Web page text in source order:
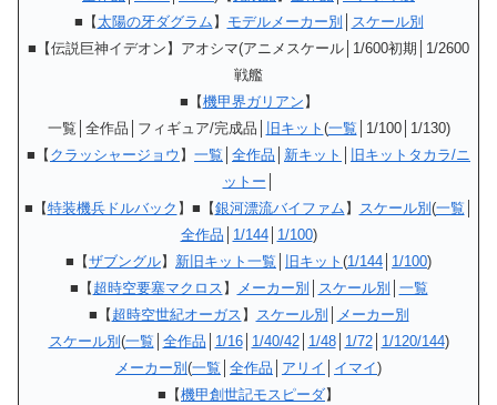
■【太陽の牙ダグラム 】 モデルメーカー別
スケール別
■【伝説巨神イデオン】アオシマ(アニメスケール│1/600初期│1/2600
戦艦
■【機甲界ガリアン 】
一覧│全作品│フィギュア/完成品│
旧キット (一覧 │1/100│1/130)
■【 クラッシャージョウ 】 一覧 全作品 新キット
旧キットタカラ/ニ
ットー
■【特装機兵ドルバック 】■【銀河漂流バイファム 】 スケール別 (一覧
全作品
1/144│ 1/100)
■【ザブングル】 新旧キット一覧 旧キット (1/144 1/100)
■【 超時空要塞マクロス 】 メーカー別 スケール別
一覧
■【 超時空世紀オーガス 】 スケール別
メーカー別
スケール別 (一覧 全作品 1/16│ 1/40/42│ 1/48│ 1/72│ 1/120/144)
メーカー別 (一覧 全作品 アリイ イマイ)
■【機甲創世記モスピーダ】